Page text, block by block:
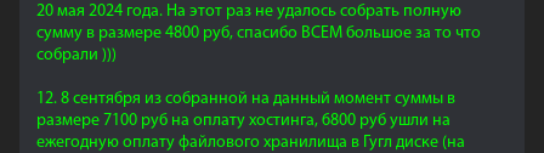
20 мая 2024 года. На этот раз не удалось собрать полную
сумму в размере 4800 руб, спасибо ВСЕМ большое за то что
собрали )))
12. 8 сентября из собранной на данный момент суммы в
размере 7100 руб на оплату хостинга, 6800 руб ушли на
ежегодную оплату файлового хранилища в Гугл диске (на